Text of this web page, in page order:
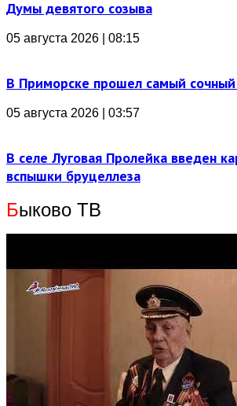
Думы девятого созыва
05 августа 2026 | 08:15
В Приморске прошел самый сочный
05 августа 2026 | 03:57
В селе Луговая Пролейка введен
вспышки бруцеллеза
Быково ТВ